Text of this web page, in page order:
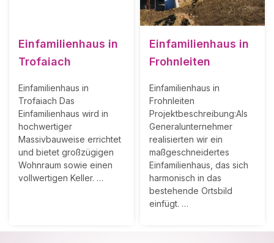
Einfamilienhaus in
Trofaiach
Einfamilienhaus in
Trofaiach Das
Einfamilienhaus wird in
hochwertiger
Massivbauweise errichtet
und bietet großzügigen
Wohnraum sowie einen
vollwertigen Keller. …
Einfamilienhaus in
Frohnleiten
Einfamilienhaus in
Frohnleiten
Projektbeschreibung:Als
Generalunternehmer
realisierten wir ein
maßgeschneidertes
Einfamilienhaus, das sich
harmonisch in das
bestehende Ortsbild
einfügt. …